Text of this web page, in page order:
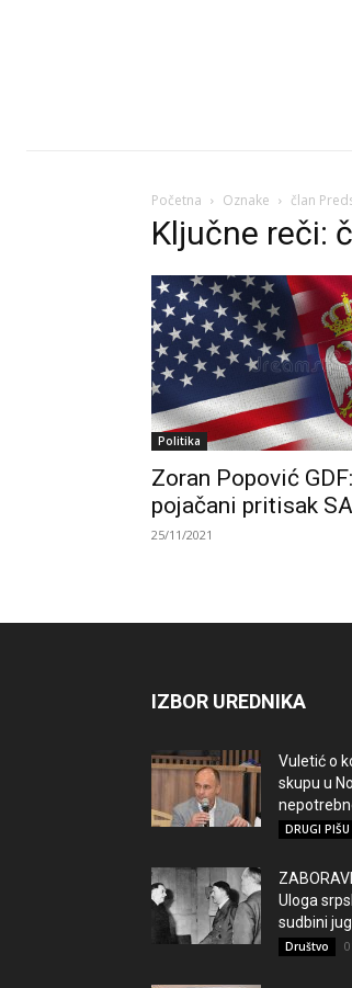
Početna Oznake član
Ključne reči:
Politika
Zoran Popović
pojačani pritisak
25/11/2021
IZBOR UREDNIKA
Vuletić o
skupu u
DRUGI PIŠU
Uloga
sudbini
Društvo